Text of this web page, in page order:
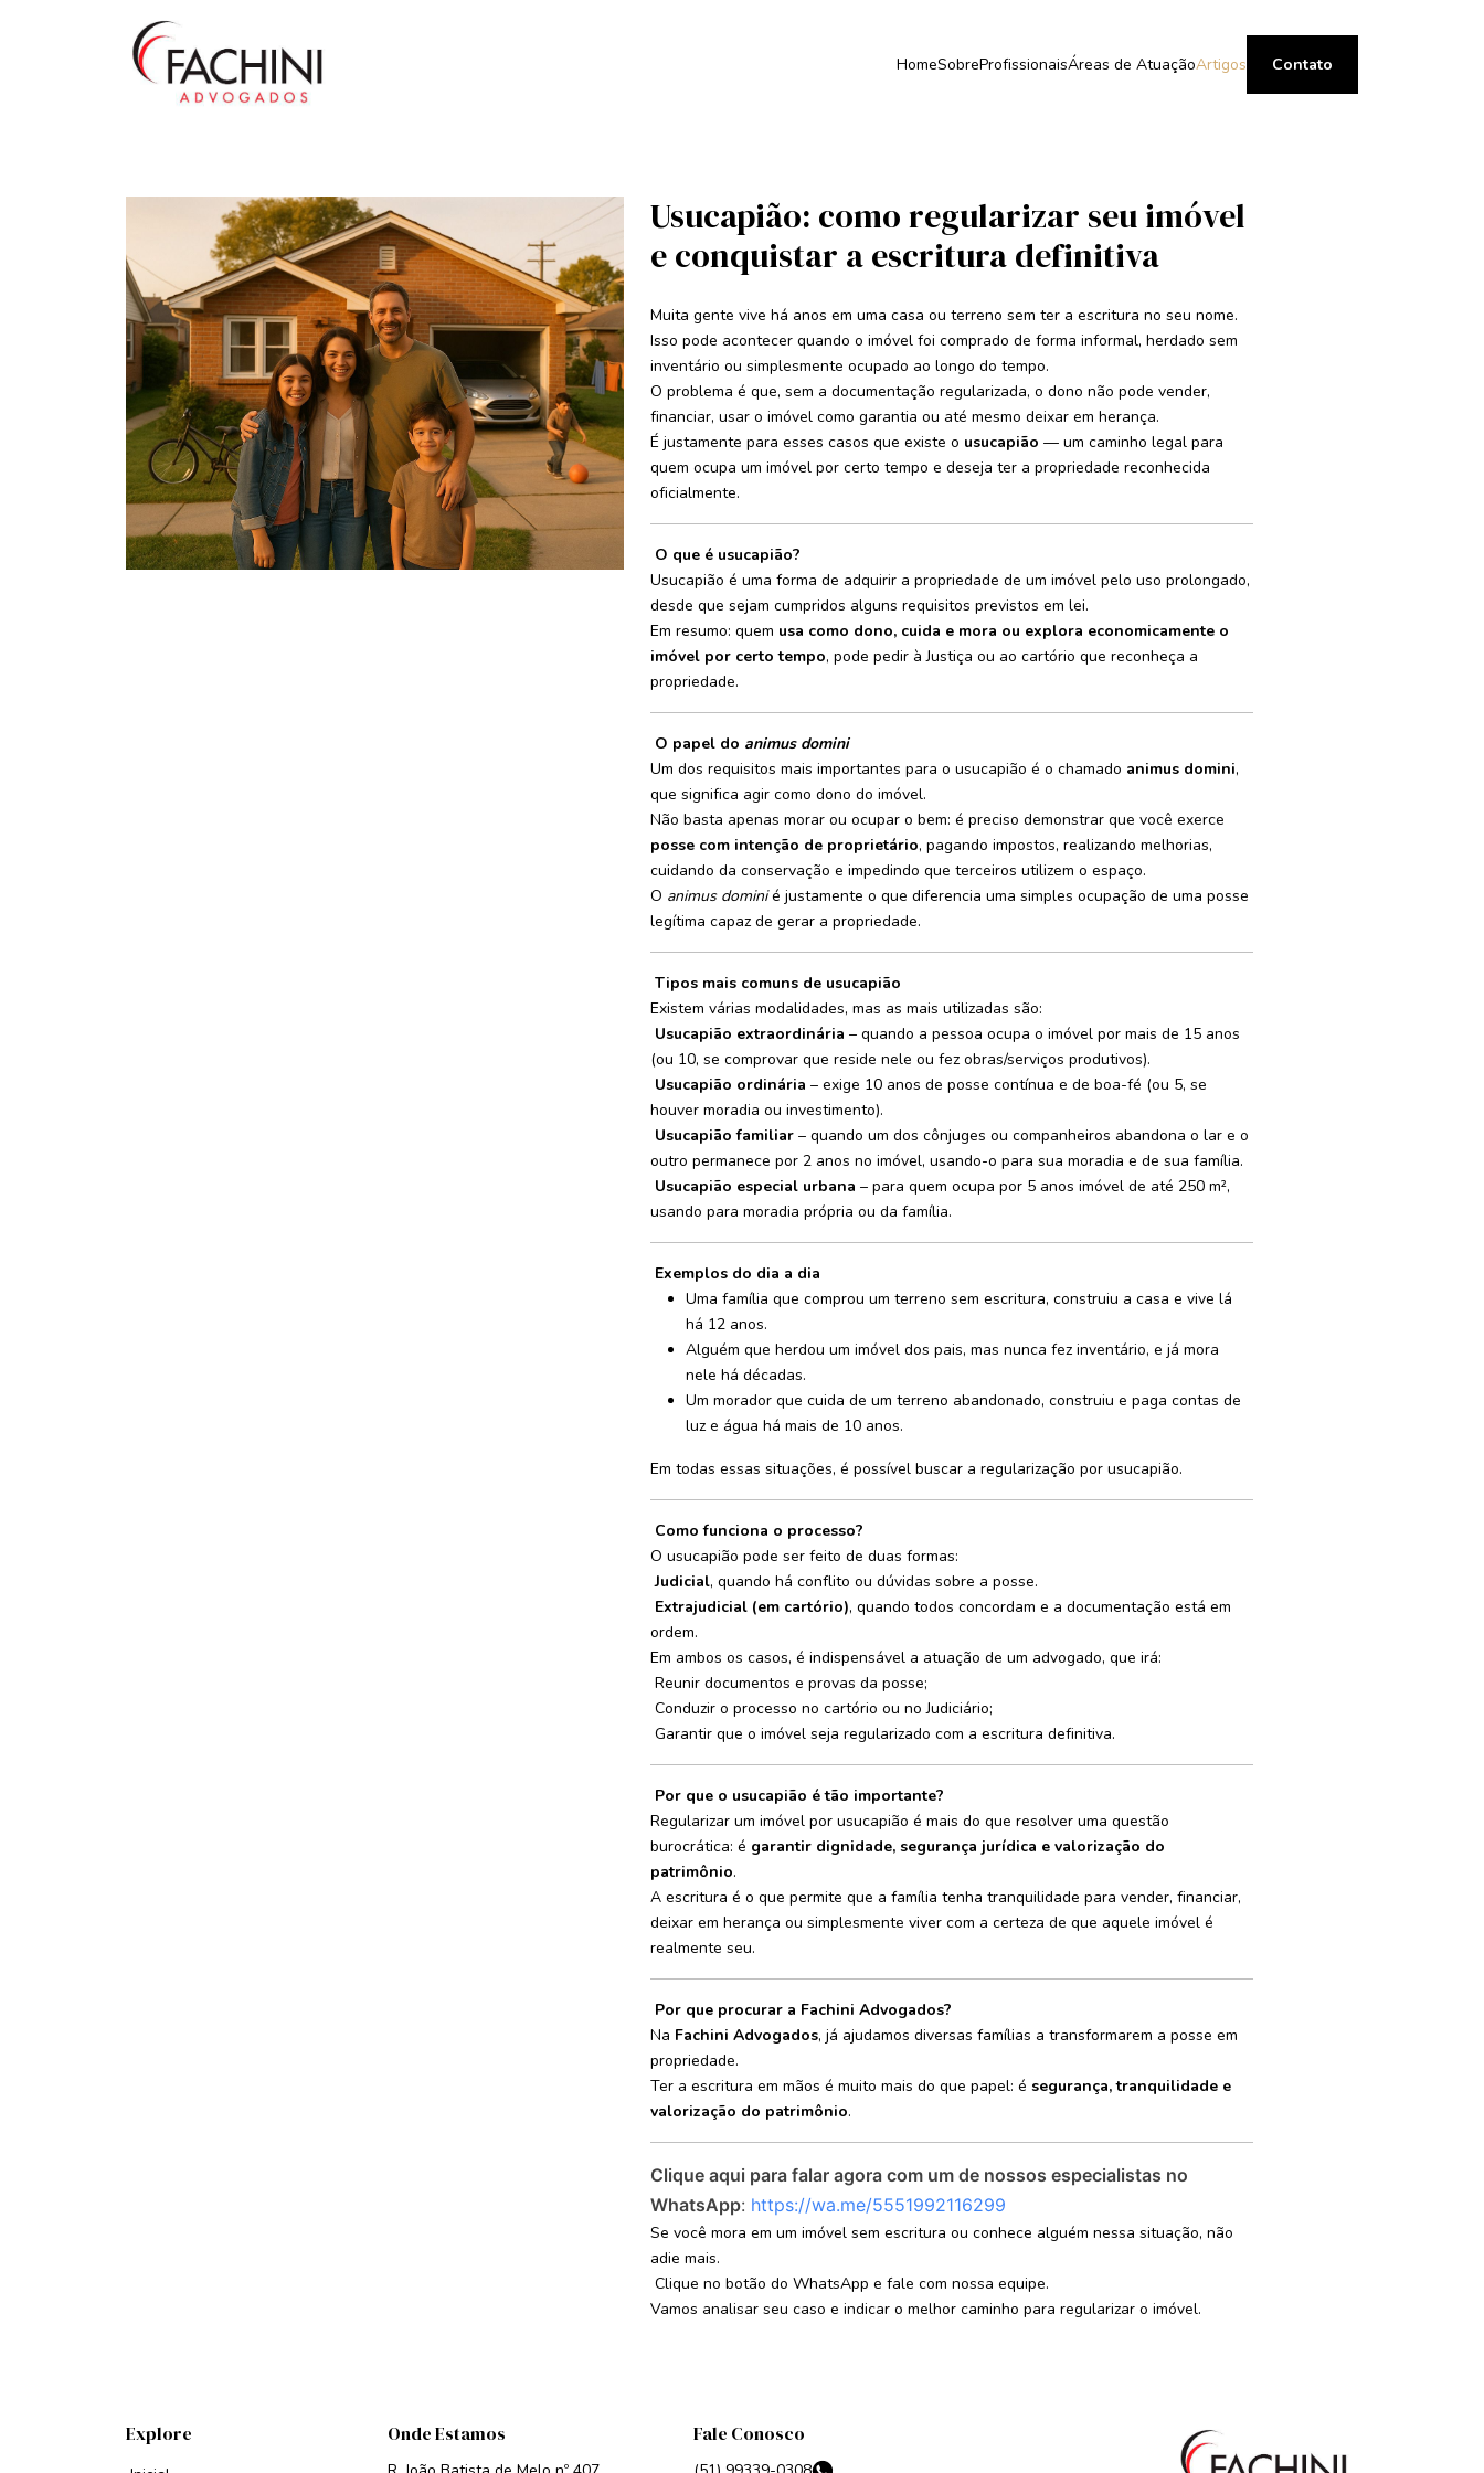
HomeSobreProfissionaisÁreas de AtuaçãoArtigos Contato
Usucapião: como regularizar seu imóvel
e conquistar a escritura definitiva
Muita gente vive há anos em uma casa ou terreno sem ter a escritura no seu nome.
Isso pode acontecer quando o imóvel foi comprado de forma informal, herdado sem
inventário ou simplesmente ocupado ao longo do tempo.
O problema é que, sem a documentação regularizada, o dono não pode vender,
financiar, usar o imóvel como garantia ou até mesmo deixar em herança.
É justamente para esses casos que existe o usucapião — um caminho legal para
quem ocupa um imóvel por certo tempo e deseja ter a propriedade reconhecida
oficialmente.
O que é usucapião?
Usucapião é uma forma de adquirir a propriedade de um imóvel pelo uso prolongado,
desde que sejam cumpridos alguns requisitos previstos em lei.
Em resumo: quem usa como dono, cuida e mora ou explora economicamente o
imóvel por certo tempo, pode pedir à Justiça ou ao cartório que reconheça a
propriedade.
O papel do animus domini
Um dos requisitos mais importantes para o usucapião é o chamado animus domini,
que significa agir como dono do imóvel.
Não basta apenas morar ou ocupar o bem: é preciso demonstrar que você exerce
posse com intenção de proprietário, pagando impostos, realizando melhorias,
cuidando da conservação e impedindo que terceiros utilizem o espaço.
O animus dominié justamente o que diferencia uma simples ocupação de uma posse
legítima capaz de gerar a propriedade.
Tipos mais comuns de usucapião
Existem várias modalidades, mas as mais utilizadas são:
Usucapião extraordinária – quando a pessoa ocupa o imóvel por mais de 15 anos
(ou 10, se comprovar que reside nele ou fez obras/serviços produtivos).
Usucapião ordinária – exige 10 anos de posse contínua e de boa-fé (ou 5, se
houver moradia ou investimento).
Usucapião familiar – quando um dos cônjuges ou companheiros abandona o lar e o
outro permanece por 2 anos no imóvel, usando-o para sua moradia e de sua família.
Usucapião especial urbana – para quem ocupa por 5 anos imóvel de até 250 m²,
usando para moradia própria ou da família.
Exemplos do dia a dia
Uma família que comprou um terreno sem escritura, construiu a casa e vive lá
há 12 anos.
Alguém que herdou um imóvel dos pais, mas nunca fez inventário, e já mora
nele há décadas.
Um morador que cuida de um terreno abandonado, construiu e paga contas de
luz e água há mais de 10 anos.
Em todas essas situações, é possível buscar a regularização por usucapião.
Como funciona o processo?
O usucapião pode ser feito de duas formas:
Judicial, quando há conflito ou dúvidas sobre a posse.
Extrajudicial (em cartório), quando todos concordam e a documentação está em
ordem.
Em ambos os casos, é indispensável a atuação de um advogado, que irá:
Reunir documentos e provas da posse;
Conduzir o processo no cartório ou no Judiciário;
Garantir que o imóvel seja regularizado com a escritura definitiva.
Por que o usucapião é tão importante?
Regularizar um imóvel por usucapião é mais do que resolver uma questão
burocrática: é garantir dignidade, segurança jurídica e valorização do
patrimônio.
A escritura é o que permite que a família tenha tranquilidade para vender, financiar,
deixar em herança ou simplesmente viver com a certeza de que aquele imóvel é
realmente seu.
Por que procurar a Fachini Advogados?
Na Fachini Advogados, já ajudamos diversas famílias a transformarem a posse em
propriedade.
Ter a escritura em mãos é muito mais do que papel: é segurança, tranquilidade e
valorização do patrimônio.
Clique aqui para falar agora com um de nossos especialistas no
WhatsApp: https://wa.me/5551992116299
Se você mora em um imóvel sem escritura ou conhece alguém nessa situação, não
adie mais.
Clique no botão do WhatsApp e fale com nossa equipe.
Vamos analisar seu caso e indicar o melhor caminho para regularizar o imóvel.
Explore Onde Estamos Fale Conosco